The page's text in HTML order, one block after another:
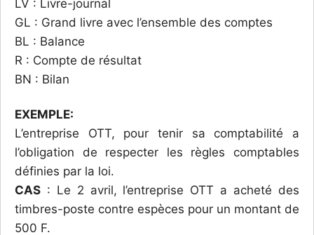
LV : Livre-journal
GL : Grand livre avec l’ensemble des comptes
BL : Balance
R : Compte de résultat
BN : Bilan
EXEMPLE:
L’entreprise OTT, pour tenir sa comptabilité a
l’obligation de respecter les règles comptables
définies par la loi.
CAS : Le 2 avril, l’entreprise OTT a acheté des
timbres-poste contre espèces pour un montant de
500 F.